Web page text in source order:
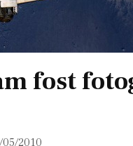
fost
05/2010